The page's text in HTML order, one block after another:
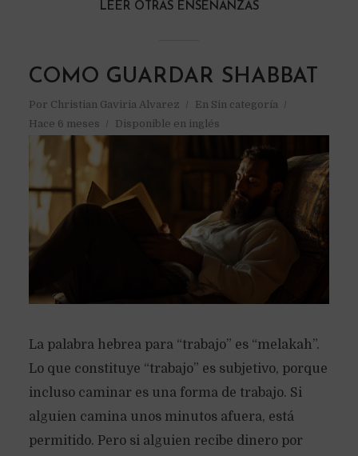
LEER OTRAS ENSEÑANZAS
COMO GUARDAR SHABBAT
Por Christian Gaviria Alvarez En Sin categoría
Hace 6 meses
Disponible en inglés
La palabra hebrea para “trabajo” es “melakah”.
Lo que constituye “trabajo” es subjetivo, porque
incluso caminar es una forma de trabajo. Si
alguien camina unos minutos afuera, está
permitido. Pero si alguien recibe dinero por